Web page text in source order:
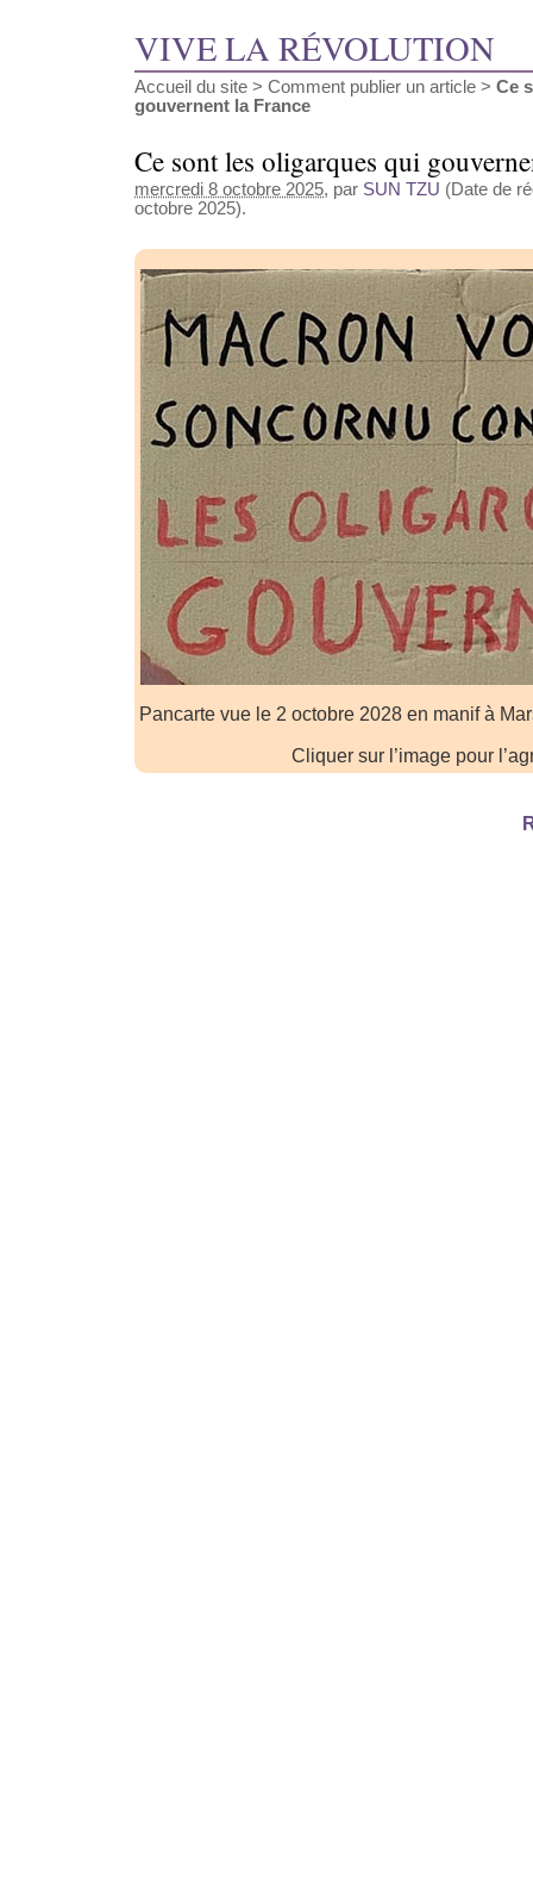
VIVE LA RÉVOLUTION
Accueil du site > Comment publier un article > Ce
gouvernent la France
Ce sont les oligarques qui
mercredi 8 octobre 2025, par SUN TZU (Date de
octobre 2025).
Pancarte vue le 2 octobre 2028 en manif à
Cliquer sur l’image pour